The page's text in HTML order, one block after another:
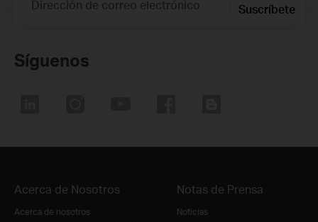
Dirección de correo electrónico Suscríbete
Síguenos
Acerca de Nosotros
Acerca de nosotros
Notas de Prensa
Noticias